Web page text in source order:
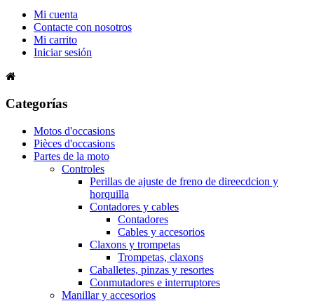
Mi cuenta
Contacte con nosotros
Mi carrito
Iniciar sesión
Categorías
Motos d'occasions
Pièces d'occasions
Partes de la moto
Controles
Perillas de ajuste de freno de direecdcion y
horquilla
Contadores y cables
Contadores
Cables y accesorios
Claxons y trompetas
Trompetas, claxons
Caballetes, pinzas y resortes
Conmutadores e interruptores
Manillar y accesorios